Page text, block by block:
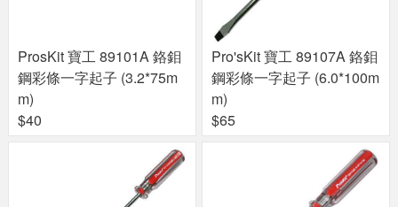
ProsKit 寶工 89101A 鉻鉬
鋼彩條一字起子 (3.2*75m
m)
$40
Pro'sKit 寶工 89107A 鉻鉬
鋼彩條一字起子 (6.0*100m
m)
$65